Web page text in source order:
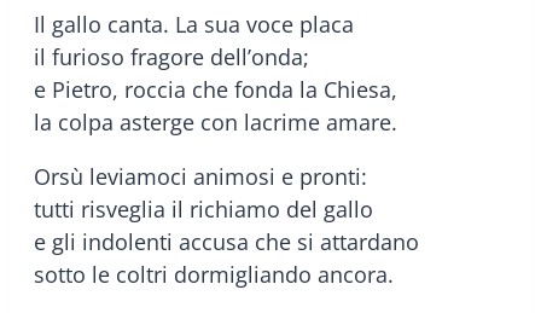
Il gallo canta. La sua voce placa
il furioso fragore dell’onda;
e Pietro, roccia che fonda la Chiesa,
la colpa asterge con lacrime amare.
Orsù leviamoci animosi e pronti:
tutti risveglia il richiamo del gallo
e gli indolenti accusa che si attardano
sotto le coltri dormigliando ancora.